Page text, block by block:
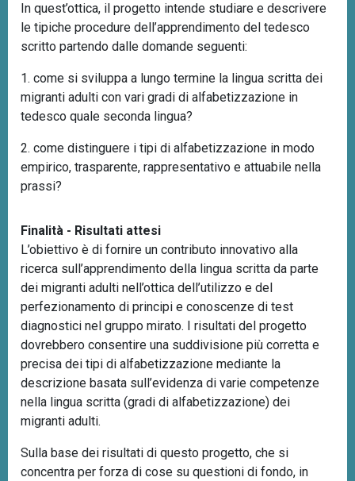
In quest’ottica, il progetto intende studiare e descrivere
le tipiche procedure dell’apprendimento del tedesco
scritto partendo dalle domande seguenti:
1. come si sviluppa a lungo termine la lingua scritta dei
migranti adulti con vari gradi di alfabetizzazione in
tedesco quale seconda lingua?
2. come distinguere i tipi di alfabetizzazione in modo
empirico, trasparente, rappresentativo e attuabile nella
prassi?
Finalità - Risultati attesi
L’obiettivo è di fornire un contributo innovativo alla
ricerca sull’apprendimento della lingua scritta da parte
dei migranti adulti nell’ottica dell’utilizzo e del
perfezionamento di principi e conoscenze di test
diagnostici nel gruppo mirato. I risultati del progetto
dovrebbero consentire una suddivisione più corretta e
precisa dei tipi di alfabetizzazione mediante la
descrizione basata sull’evidenza di varie competenze
nella lingua scritta (gradi di alfabetizzazione) dei
migranti adulti.
Sulla base dei risultati di questo progetto, che si
concentra per forza di cose su questioni di fondo, in